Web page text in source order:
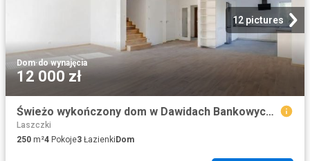
12 pictures
Dom·do wynajęcia
12 000 zł
Świeżo wykończony dom w Dawidach Bankowych, 15 minut od Lotniska Chopina, 30 minut od centrum Warszawy
Laszczki
250 m²4 Pokoje3 Łazienki Dom